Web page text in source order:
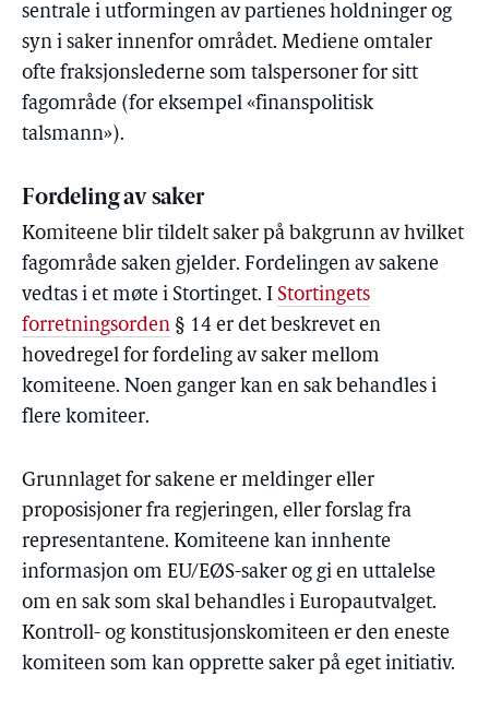
sentrale i utformingen av partienes holdninger og
syn i saker innenfor området. Mediene omtaler
ofte fraksjonslederne som talspersoner for sitt
fagområde (for eksempel «finanspolitisk
talsmann»).
Fordeling av saker
Komiteene blir tildelt saker på bakgrunn av hvilket
fagområde saken gjelder. Fordelingen av sakene
vedtas i et møte i Stortinget. I Stortingets
forretningsorden § 14 er det beskrevet en
hovedregel for fordeling av saker mellom
komiteene. Noen ganger kan en sak behandles i
flere komiteer.
Grunnlaget for sakene er meldinger eller
proposisjoner fra regjeringen, eller forslag fra
representantene. Komiteene kan innhente
informasjon om EU/EØS-saker og gi en uttalelse
om en sak som skal behandles i Europautvalget.
Kontroll- og konstitusjonskomiteen er den eneste
komiteen som kan opprette saker på eget initiativ.